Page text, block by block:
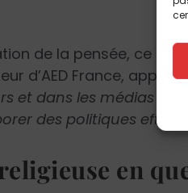
de la pensée, ce
d’AED France,
et dans les médias »
,
des politiques
en